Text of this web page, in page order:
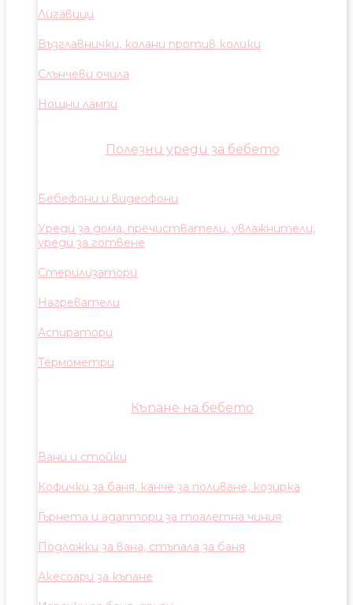
Лигавици
Възглавнички, колани против колики
Слънчеви очила
Нощни лампи
Полезни уреди за бебето
Бебефони и видеофони
Уреди за дома, пречистватели, увлажнители,
уреди за готвене
Стерилизатори
Нагреватели
Аспиратори
Термометри
Къпане на бебето
Вани и стойки
Кофички за баня, канче за поливане, козирка
Гърнета и адаптори за тоалетна чиния
Подложки за вана, стъпала за баня
Акесоари за къпане